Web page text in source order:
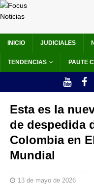
INICIO JUDICIALES
TENDENCIAS PAUTE
Esta es la
de despedida
Colombia en
Mundial
13 de mayo de 2026